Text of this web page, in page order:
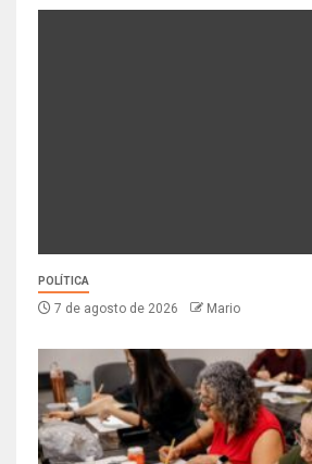
POLÍTICA
7 de agosto de 2026 Mario